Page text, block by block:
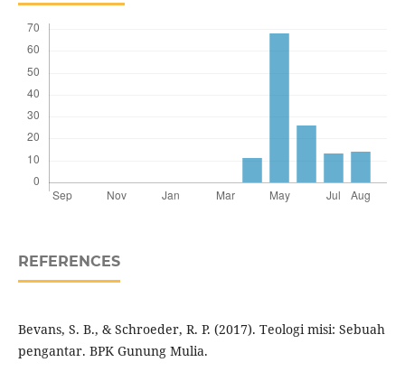
REFERENCES
Bevans, S. B., & Schroeder, R. P. (2017). Teologi misi: Sebuah
pengantar. BPK Gunung Mulia.